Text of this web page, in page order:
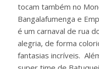
tocam também no
Bangalafumenga e
é um carnaval de rua
alegria, de forma
fantasias incríveis.